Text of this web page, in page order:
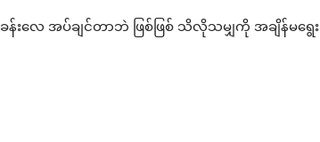
န်းလေ အပ်ချင်တာဘဲ ဖြစ်ဖြစ် သိလိုသမျှကို အချိန်မရွေး